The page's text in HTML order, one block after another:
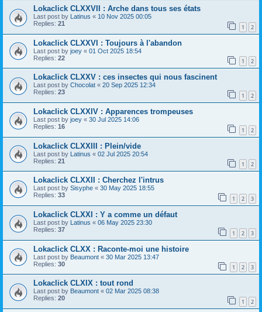
Lokaclick CLXXVII : Arche dans tous ses états
Last post by Latinus « 10 Nov 2025 00:05
Replies: 21 1 2
Lokaclick CLXXVI : Toujours à l'abandon
Last post by joey « 01 Oct 2025 18:54
Replies: 22 1 2
Lokaclick CLXXV : ces insectes qui nous fascinent
Last post by Chocolat « 20 Sep 2025 12:34
Replies: 23 1 2
Lokaclick CLXXIV : Apparences trompeuses
Last post by joey « 30 Jul 2025 14:06
Replies: 16 1 2
Lokaclick CLXXIII : Plein/vide
Last post by Latinus « 02 Jul 2025 20:54
Replies: 21 1 2
Lokaclick CLXXII : Cherchez l'intrus
Last post by Sisyphe « 30 May 2025 18:55
Replies: 33 1 2 3
Lokaclick CLXXI : Y a comme un défaut
Last post by Latinus « 06 May 2025 23:30
Replies: 37 1 2 3
Lokaclick CLXX : Raconte-moi une histoire
Last post by Beaumont « 30 Mar 2025 13:47
Replies: 30 1 2 3
Lokaclick CLXIX : tout rond
Last post by Beaumont « 02 Mar 2025 08:38
Replies: 20 1 2